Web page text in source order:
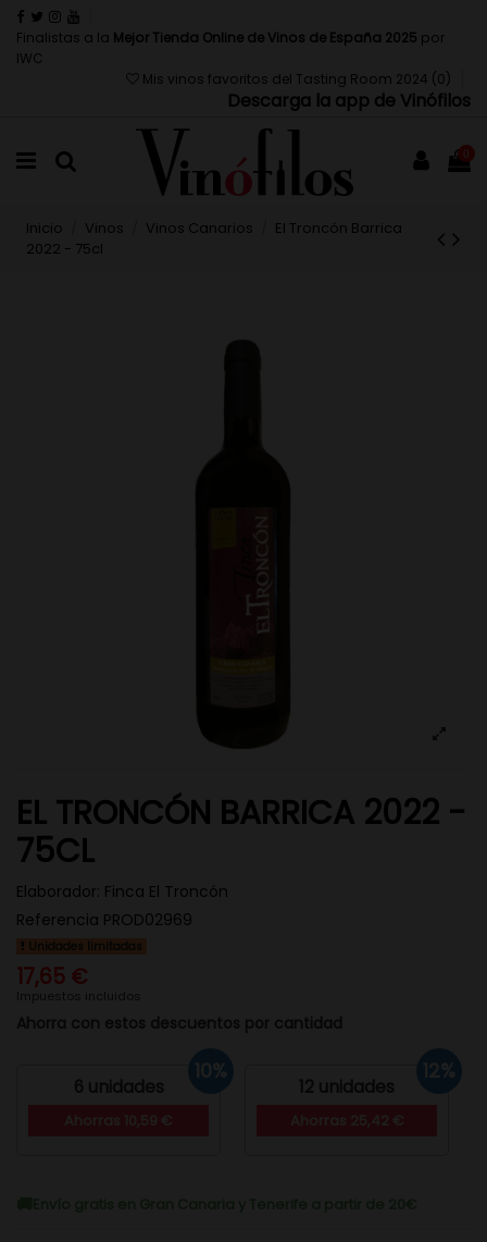
Finalistas a la Mejor Tienda Online de Vinos de España 2025 por
IWC
Mis vinos favoritos del Tasting Room 2024 (0 )
Descarga la app de Vinófilos
0
Inicio Vinos Vinos Canarios
El Troncón Barrica
2022 - 75cl
EL TRONCÓN BARRICA 2022 -
75CL
Elaborador: Finca El Troncón
Referencia PROD02969
Unidades limitadas
17,65 €
Impuestos incluidos
Ahorra con estos descuentos por cantidad
6 unidades
10%
12 unidades
12%